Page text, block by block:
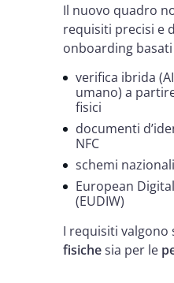
Il nuovo quadro
requisiti precisi e
onboarding basati
verifica ibrida
umano) a
fisici
documenti
NFC
schemi
European
(EUDIW)
I requisiti valgono
fisichesia per le